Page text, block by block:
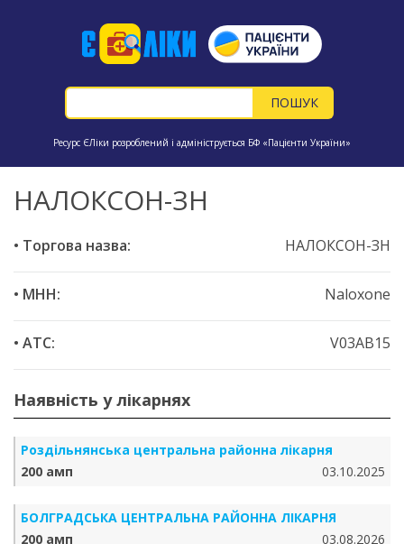
Ресурс ЄЛіки розроблений і адмініструється БФ «Пацієнти України»
НАЛОКСОН-ЗН
• Торгова назва: НАЛОКСОН-ЗН
• МНН: Naloxone
• ATC: V03AB15
Наявність у лікарнях
Роздільнянська центральна районна лікарня
200 амп
03.10.2025
БОЛГРАДСЬКА ЦЕНТРАЛЬНА РАЙОННА ЛІКАРНЯ
200 амп
03.08.2026